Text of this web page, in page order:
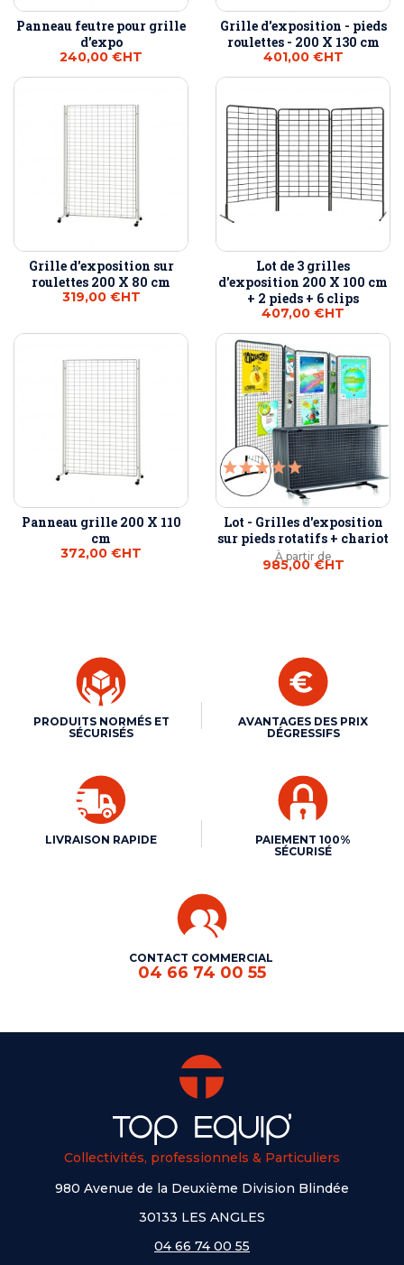
Panneau feutre pour grille
d'expo
240,00 €HT
Grille d'exposition - pieds
roulettes - 200 X 130 cm
401,00 €HT
Grille d'exposition sur
roulettes 200 X 80 cm
319,00 €HT
Lot de 3 grilles
d'exposition 200 X 100 cm
+ 2 pieds + 6 clips
407,00 €HT
Panneau grille 200 X 110
cm
372,00 €HT
Lot - Grilles d'exposition
sur pieds rotatifs + chariot
À partir de
985,00 €HT
PRODUITS NORMÉS ET
SÉCURISÉS
AVANTAGES DES PRIX
DÉGRESSIFS
LIVRAISON RAPIDE
PAIEMENT 100%
SÉCURISÉ
CONTACT COMMERCIAL
04 66 74 00 55
Collectivités, professionnels & Particuliers
980 Avenue de la Deuxième Division Blindée
30133 LES ANGLES
04 66 74 00 55